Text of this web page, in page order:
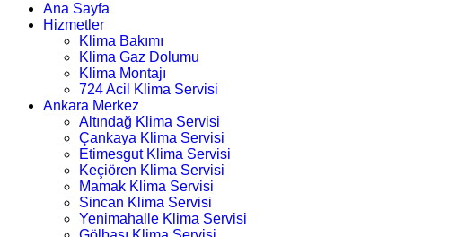
Ana Sayfa
Hizmetler
Klima Bakımı
Klima Gaz Dolumu
Klima Montajı
724 Acil Klima Servisi
Ankara Merkez
Altındağ Klima Servisi
Çankaya Klima Servisi
Etimesgut Klima Servisi
Keçiören Klima Servisi
Mamak Klima Servisi
Sincan Klima Servisi
Yenimahalle Klima Servisi